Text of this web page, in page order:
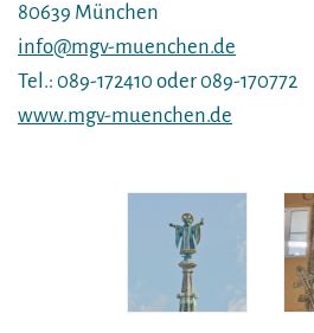
80639 München
info@mgv-muenchen.de
Tel.: 089-172410 oder 089-170772
www.mgv-muenchen.de